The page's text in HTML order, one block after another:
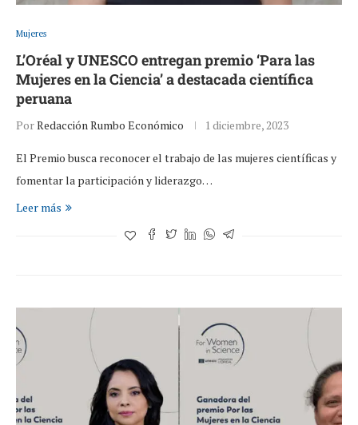
Mujeres
L’Oréal y UNESCO entregan premio ‘Para las
Mujeres en la Ciencia’ a destacada científica
peruana
PorRedacción Rumbo Económico 1 diciembre, 2023
El Premio busca reconocer el trabajo de las mujeres científicas y
fomentar la participación y liderazgo…
Leer más